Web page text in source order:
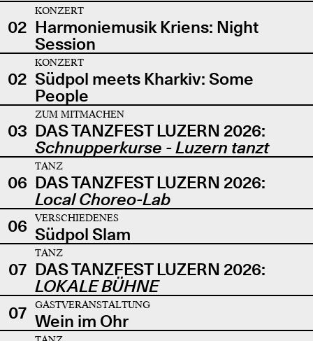
02
KONZERT
Harmoniemusik Kriens: Night
Session
02
KONZERT
Südpol meets Kharkiv: Some
People
03
ZUM MITMACHEN
DAS TANZFEST LUZERN 2026:
Schnupperkurse - Luzern tanzt
06
TANZ
DAS TANZFEST LUZERN 2026:
Local Choreo-Lab
06
VERSCHIEDENES
Südpol Slam
07
TANZ
DAS TANZFEST LUZERN 2026:
LOKALE BÜHNE
07
GASTVERANSTALTUNG
Wein im Ohr